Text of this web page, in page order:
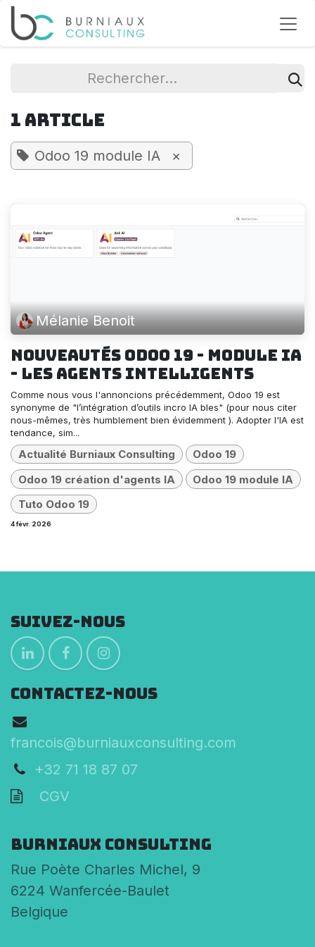
Se rendre au contenu
1 Article
Odoo 19 module IA ×
Mélanie Benoit
Nouveautés Odoo 19 - Module IA
- Les agents intelligents
Comme nous vous l'annoncions précédemment, Odoo 19 est
synonyme de "l’intégration d’outils incro IA bles" (pour nous citer
nous-mêmes, très humblement bien évidemment ). Adopter l'IA est
tendance, sim...
Actualité Burniaux Consulting
Odoo 19
Odoo 19 création d'agents IA
Odoo 19 module IA
Tuto Odoo 19
4 févr. 2026
Suivez-nous
CONTACTEZ-NOUS
francois@burniauxconsulting.com
+32 71 18 87 07
CGV
Burniaux Consulting
Rue Poète Charles Michel, 9
6224 Wanfercée-Baulet
Belgique